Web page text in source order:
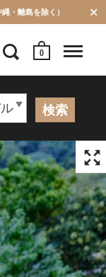
0
・離島を除く）
検索